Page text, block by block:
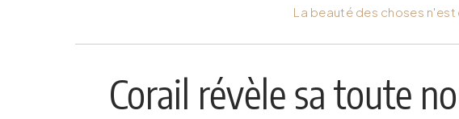
La beauté des choses
Corail révèle sa toute